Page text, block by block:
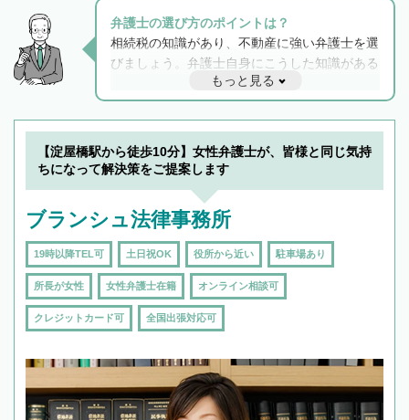
弁護士の選び方のポイントは？
相続税の知識があり、不動産に強い弁護士を選
びましょう。弁護士自身にこうした知識がある
と他士業との連携もスムーズに進み、トラブル
解決のみならず相続をトータルで任せることが
できます。また、相続は感情がからむ分野なの
でフィーリングも重要です。実際に電話や面談
で複数の弁護士と会話をしてウマが合う方に依
もっと見る
【淀屋橋駅から徒歩10分】女性弁護士が、皆様と同じ気持
ちになって解決策をご提案します
ブランシュ法律事務所
19時以降TEL可 土日祝OK 役所から近い 駐車場あり
所長が女性 女性弁護士在籍 オンライン相談可
クレジットカード可 全国出張対応可